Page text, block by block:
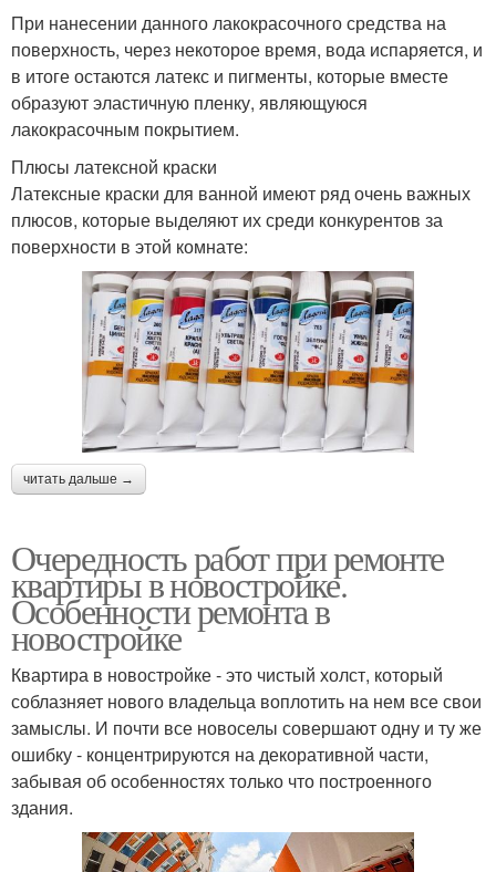
При нанесении данного лакокрасочного средства на
поверхность, через некоторое время, вода испаряется, и
в итоге остаются латекс и пигменты, которые вместе
образуют эластичную пленку, являющуюся
лакокрасочным покрытием.
Плюсы латексной краски
Латексные краски для ванной имеют ряд очень важных
плюсов, которые выделяют их среди конкурентов за
поверхности в этой комнате:
читать дальше →
Очередность работ при ремонте
квартиры в новостройке.
Особенности ремонта в
новостройке
Квартира в новостройке - это чистый холст, который
соблазняет нового владельца воплотить на нем все свои
замыслы. И почти все новоселы совершают одну и ту же
ошибку - концентрируются на декоративной части,
забывая об особенностях только что построенного
здания.